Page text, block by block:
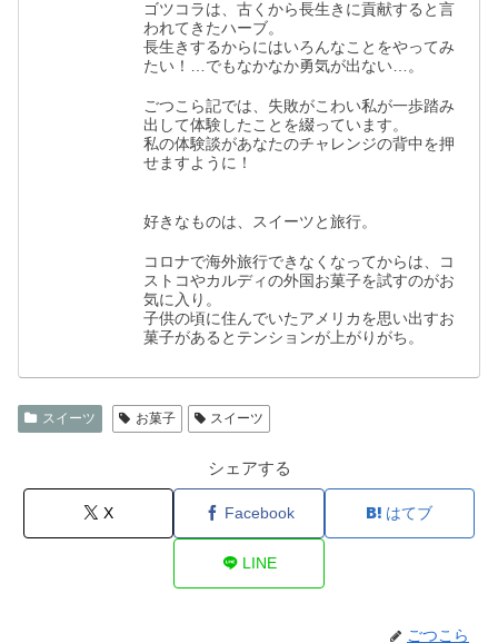
ゴツコラは、古くから長生きに貢献すると言
われてきたハーブ。
長生きするからにはいろんなことをやってみ
たい！…でもなかなか勇気が出ない…。
ごつこら記では、失敗がこわい私が一歩踏み
出して体験したことを綴っています。
私の体験談があなたのチャレンジの背中を押
せますように！
好きなものは、スイーツと旅行。
コロナで海外旅行できなくなってからは、コ
ストコやカルディの外国お菓子を試すのがお
気に入り。
子供の頃に住んでいたアメリカを思い出すお
菓子があるとテンションが上がりがち。
スイーツ お菓子 スイーツ
シェアする
X Facebook はてブ
LINE
ごつこら